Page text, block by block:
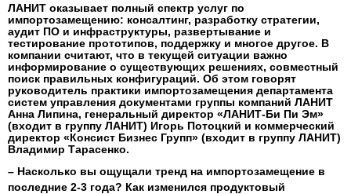
ЛАНИТ оказывает полный спектр услуг по
импортозамещению: консалтинг, разработку стратегии,
аудит ПО и инфраструктуры, развертывание и
тестирование прототипов, поддержку и многое другое. В
компании считают, что в текущей ситуации важно
информирование о существующих решениях, совместный
поиск правильных конфигураций. Об этом говорят
руководитель практики импортозамещения департамента
систем управления документами группы компаний ЛАНИТ
Анна Липина, генеральный директор «ЛАНИТ-Би Пи Эм»
(входит в группу ЛАНИТ) Игорь Потоцкий и коммерческий
директор «Консист Бизнес Групп» (входит в группу ЛАНИТ)
Владимир Тарасенко.
– Насколько вы ощущали тренд на импортозамещение в
последние 2-3 года? Как изменился продуктовый